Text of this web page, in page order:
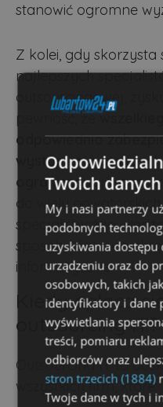
stanowić ogromne
Z kolei, gdy skorzysta
najlepszych
outsourcingowej,
pewność, że
odpowiednio
wystąpienia ataków
ograniczone.
do wielu
specjalistyczną
sposób właściwie
informatyczne.
Kiedy opłaca
outsourcing IT?
Outsourcing IT to
wszystkich firm, które:
Twoich danych
My i nasi partnerzy
podobnych
uzyskiwania
urządzeniu oraz do
osobowych, takich
identyfikatory i dane
wyświetlania
treści, pomiaru
odbiorców oraz
stron trzecich (1884)
Twoje dane w tych i